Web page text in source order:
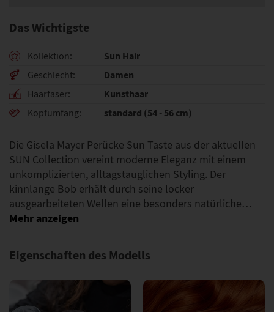
Das Wichtigste
Kollektion Sun Hair
Geschlecht Damen
Haarfaser Kunsthaar
Kopfumfang standard (54 - 56 cm)
Die Gisela Mayer Perücke Sun Taste aus der aktuellen
SUN Collection vereint moderne Eleganz mit einem
unkomplizierten, alltagstauglichen Styling. Der
kinnlange Bob erhält durch seine locker
ausgearbeiteten Wellen eine besonders natürliche…
Eigenschaften des Modells